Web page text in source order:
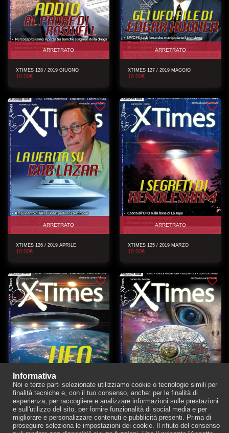
Informativa
Noi e terze parti selezionate utilizziamo cookie o tecnologie simili per
finalità tecniche e, con il tuo consenso, anche: per le finalità di
esperienza, per raccogliere e analizzare informazioni sulle prestazioni
e sull'utilizzo del sito, per fornire funzionalità di social media e per
migliorare e personalizzare contenuti e pubblicità presenti. Prima di
proseguire seleziona le impostazioni dei cookie. Il rifiuto del consenso
ARRETRATO
XTIMES 128 / 2019 GIUGNO
10.00€
ARRETRATO
XTIMES 127 / 2019 MAGGIO
10.00€
ARRETRATO
XTIMES 126 / 2019 APRILE
10.00€
ARRETRATO
XTIMES 125 / 2019 MARZO
10.00€
ARRETRATO
XTIMES 124 / 2019 FEBBRAIO
10.00€
ARRETRATO
XTIMES 123 / 2019 GENNAIO
10.00€